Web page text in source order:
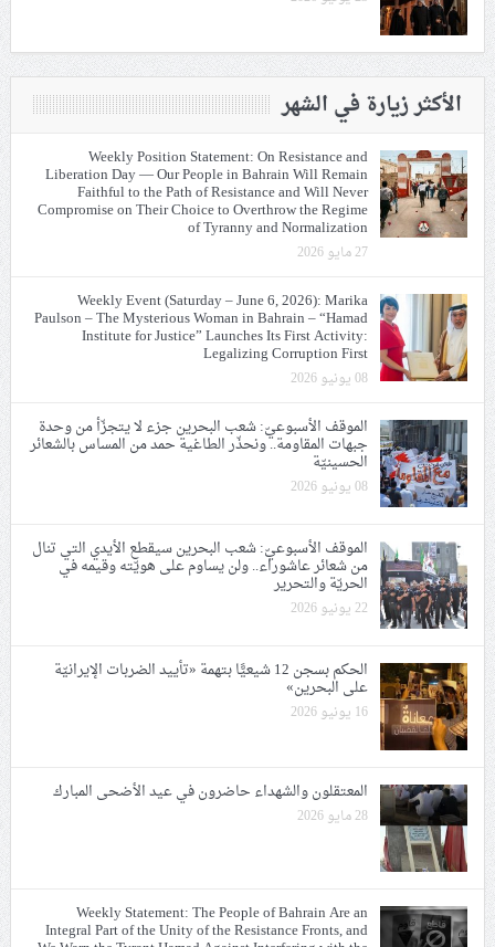
الأكثر زيارة في الشهر
Weekly Position Statement: On Resistance and
Liberation Day — Our People in Bahrain Will Remain
Faithful to the Path of Resistance and Will Never
Compromise on Their Choice to Overthrow the Regime
of Tyranny and Normalization
27 مايو 2026
Weekly Event (Saturday – June 6, 2026): Marika
Paulson – The Mysterious Woman in Bahrain – “Hamad
Institute for Justice” Launches Its First Activity:
Legalizing Corruption First
08 يونيو 2026
الموقف الأسبوعيّ: شعب البحرين جزء لا يتجزّأ من وحدة
جبهات المقاومة.. ونحذّر الطاغية حمد من المساس بالشعائر
الحسينيّة
08 يونيو 2026
الموقف الأسبوعيّ: شعب البحرين سيقطع الأيدي التي تنال
من شعائر عاشوراء.. ولن يساوم على هويّته وقيمه في
الحريّة والتحرير
22 يونيو 2026
الحكم بسجن 12 شيعيًّا بتهمة «تأييد الضربات الإيرانيّة
على البحرين»
16 يونيو 2026
المعتقلون والشهداء حاضرون في عيد الأضحى المبارك
28 مايو 2026
Weekly Statement: The People of Bahrain Are an
Integral Part of the Unity of the Resistance Fronts, and